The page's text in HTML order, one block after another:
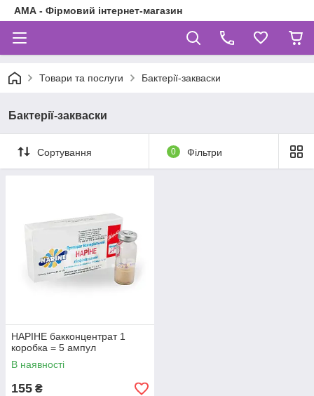
АМА - Фірмовий інтернет-магазин
Товари та послуги Бактерії-закваски
Бактерії-закваски
Сортування 0 Фільтри
НАРІНЕ бакконцентрат 1
коробка = 5 ампул
В наявності
155 ₴